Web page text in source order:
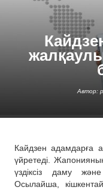
Автор:
Кайдзен адамдарға
үйретеді.
үздіксіз даму
Осылайша,